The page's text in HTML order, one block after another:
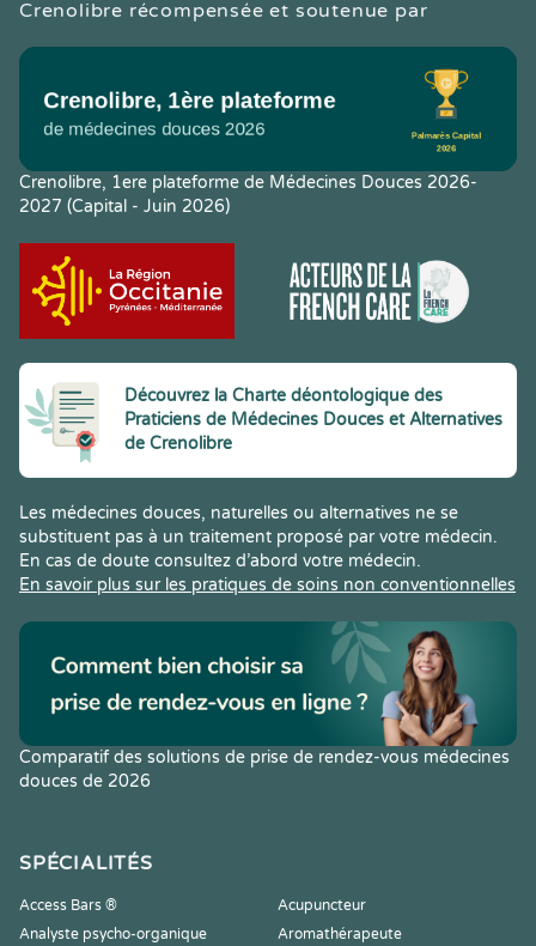
Crenolibre récompensée et soutenue par
Crenolibre, 1ere plateforme de Médecines Douces 2026-
2027 (Capital - Juin 2026)
Découvrez la Charte déontologique des
Praticiens de Médecines Douces et Alternatives
de Crenolibre
Les médecines douces, naturelles ou alternatives ne se
substituent pas à un traitement proposé par votre médecin.
En cas de doute consultez d’abord votre médecin.
En savoir plus sur les pratiques de soins non conventionnelles
Comparatif des solutions de prise de rendez-vous médecines
douces de 2026
SPÉCIALITÉS
Access Bars ®
Acupuncteur
Analyste psycho-organique
Aromathérapeute